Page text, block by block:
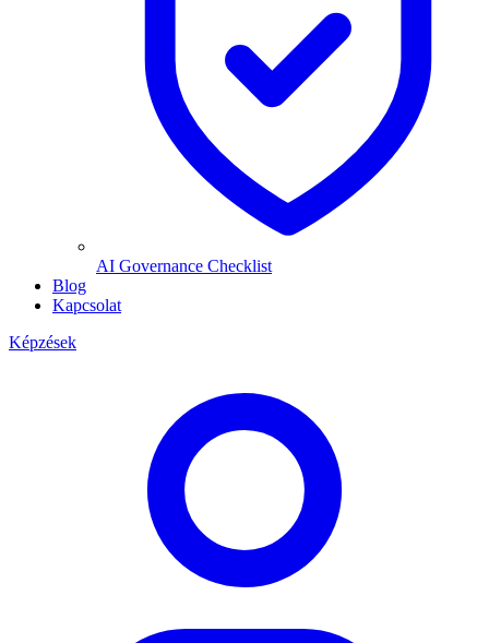
AI Governance Checklist
Blog
Kapcsolat
Képzések